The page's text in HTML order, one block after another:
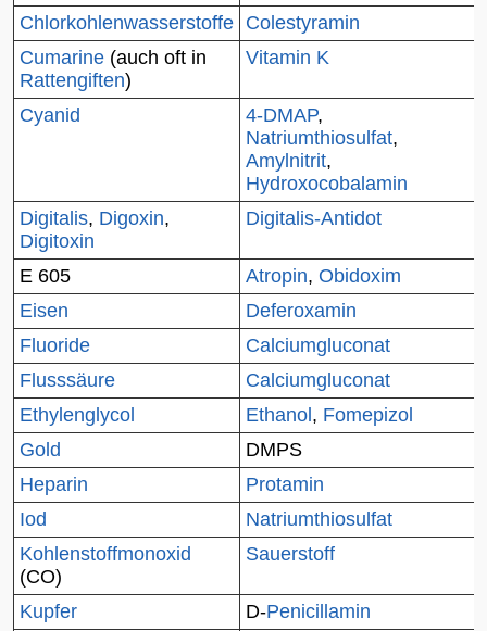
Chlorkohlenwasserstoffe Colestyramin
Cumarine (auch oft in
Rattengiften)
Vitamin K
Cyanid 4-DMAP,
Natriumthiosulfat,
Amylnitrit,
Hydroxocobalamin
Digitalis, Digoxin,
Digitoxin
Digitalis-Antidot
E 605 Atropin, Obidoxim
Eisen
Deferoxamin
Fluoride
Calciumgluconat
Flusssäure
Calciumgluconat
Ethylenglycol
Ethanol , Fomepizol
Gold
DMPS
Heparin
Protamin
Iod
Natriumthiosulfat
Kohlenstoffmonoxid
(CO)
Sauerstoff
Kupfer D-Penicillamin